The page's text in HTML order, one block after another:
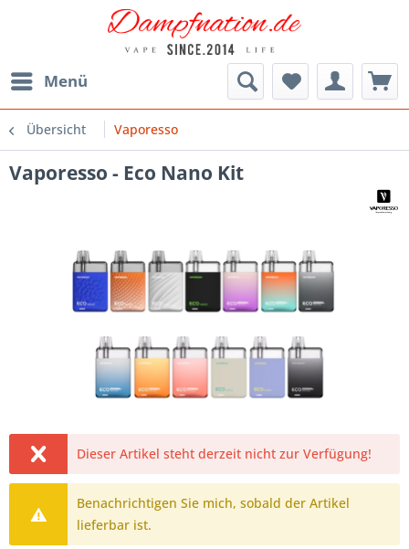
Menü
Übersicht Vaporesso
Vaporesso - Eco Nano Kit
Dieser Artikel steht derzeit nicht zur Verfügung!
Benachrichtigen Sie mich, sobald der Artikel
lieferbar ist.